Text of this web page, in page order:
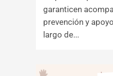
garanticen
prevención y
largo de...